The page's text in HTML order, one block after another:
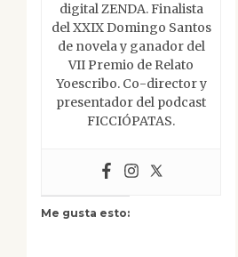
digital ZENDA. Finalista
del XXIX Domingo Santos
de novela y ganador del
VII Premio de Relato
Yoescribo. Co-director y
presentador del podcast
FICCIÓPATAS.
Me gusta esto: